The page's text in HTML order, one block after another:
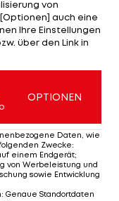
Alvaro
Phillip (TTO)
von
auch eine
Ihre Einstellungen
über den Link in
OPTIONEN
Daten, wie
Zwecke:
einem Endgerät;
von Werbeleistung und
sowie Entwicklung
: Genaue Standortdaten